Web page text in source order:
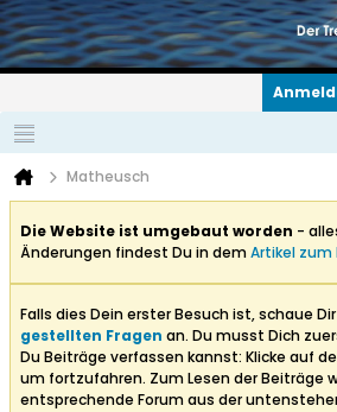
Matheusch
Die Website ist umgebaut worden -
Änderungen findest Du in demArtikel zum
Falls dies Dein erster Besuch ist, schaue
gestellten Fragen an. Du musst Dich
Du Beiträge verfassen kannst: Klicke auf
um fortzufahren. Zum Lesen der Beiträge
entsprechende Forum aus der